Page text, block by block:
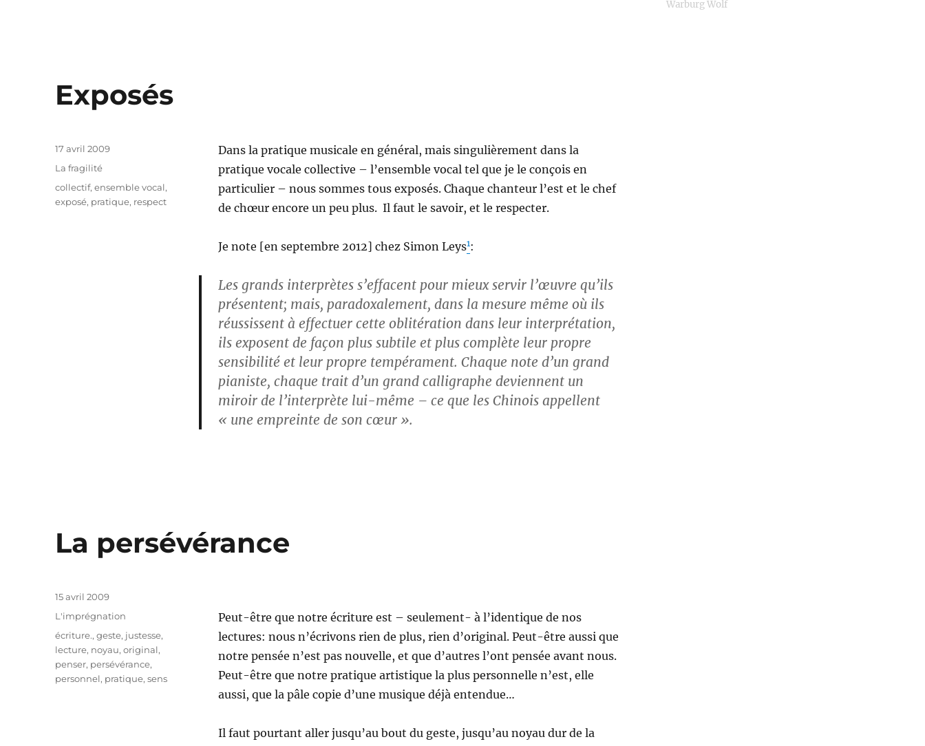
Exposés
Dans la pratique musicale en général, mais singulièrement dans la
pratique vocale collective – l’ensemble vocal tel que je le conçois en
particulier – nous sommes tous exposés. Chaque chanteur l’est et le chef
de chœur encore un peu plus. Il faut le savoir, et le respecter.
Je note [en septembre 2012] chez Simon Leys1:
Les grands interprètes s’effacent pour mieux servir l’œuvre qu’ils
présentent; mais, paradoxalement, dans la mesure même où ils
réussissent à effectuer cette oblitération dans leur interprétation,
ils exposent de façon plus subtile et plus complète leur propre
sensibilité et leur propre tempérament. Chaque note d’un grand
pianiste, chaque trait d’un grand calligraphe deviennent un
miroir de l’interprète lui-même – ce que les Chinois appellent
« une empreinte de son cœur ».
Publié
17 avril 2009
Catégories
La fragilité
Étiquettes
collectif,ensemble vocal,
exposé, pratique, respect
La persévérance
Peut-être que notre écriture est – seulement- à l’identique de nos
lectures: nous n’écrivons rien de plus, rien d’original. Peut-être aussi que
notre pensée n’est pas nouvelle, et que d’autres l’ont pensée avant nous.
Peut-être que notre pratique artistique la plus personnelle n’est, elle
aussi, que la pâle copie d’une musique déjà entendue…
Il faut pourtant aller jusqu’au bout du geste, jusqu’au noyau dur de la
Publié
15 avril 2009
Catégories
L'imprégnation
Étiquettes
écriture.,geste, justesse,
lecture, noyau,original,
penser, persévérance,
personnel, pratique,sens
WarburgWolf